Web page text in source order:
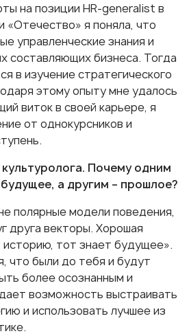
на позиции HR-generalist в
«Отечество» я поняла, что
управленческие знания и
составляющих бизнеса. Тогда
в изучение стратегического
этому опыту мне удалось
виток в своей карьере, я
от однокурсников и
Почему одним
а другим – прошлое?
полярные модели поведения,
друга векторы. Хорошая
тот знает будущее».
что были до тебя и будут
более осознанным и
возможность выстраивать
и использовать лучшее из